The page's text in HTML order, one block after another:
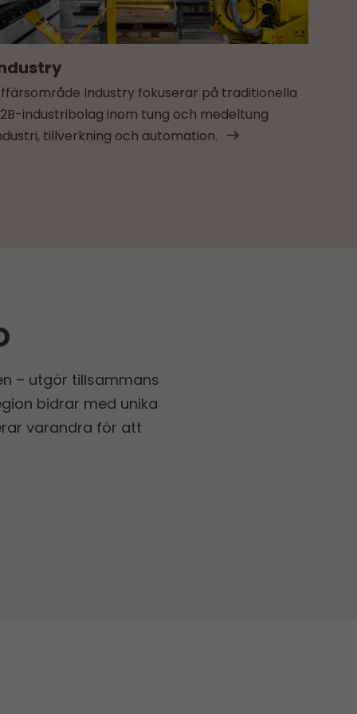
Industry fokuserar på traditionella
industribolag inom tung och medeltung
tillverkning och automation.
– utgör tillsammans
bidrar med unika
varandra för att